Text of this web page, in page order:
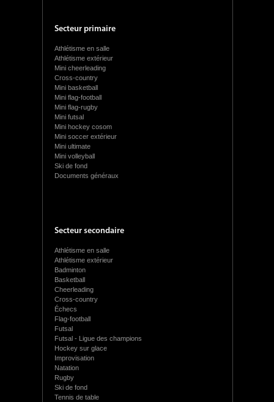
Secteur primaire
Athlétisme en salle
Athlétisme extérieur
Mini cheerleading
Cross-country
Mini basketball
Mini flag-football
Mini flag-rugby
Mini futsal
Mini hockey cosom
Mini soccer extérieur
Mini ultimate
Mini volleyball
Ski de fond
Documents généraux
Secteur secondaire
Athlétisme en salle
Athlétisme extérieur
Badminton
Basketball
Cheerleading
Cross-country
Échecs
Flag-football
Futsal
Futsal - Ligue des champions
Hockey sur glace
Improvisation
Natation
Rugby
Ski de fond
Tennis de table